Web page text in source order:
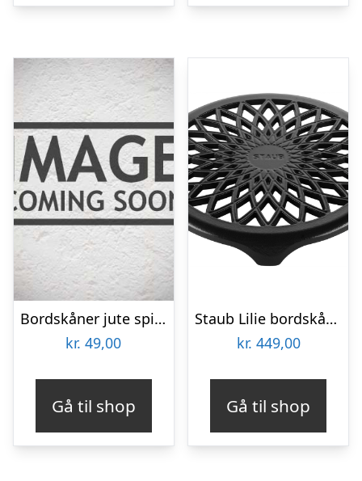
Bordskåner jute spiral – Ib Laursen Dia: 23 cm
kr. 49,00
Gå til shop
Staub Lilie bordskåner 23 cm, sort
kr. 449,00
Gå til shop